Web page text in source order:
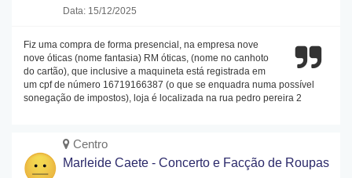
Data: 15/12/2025
Fiz uma compra de forma presencial, na empresa nove
nove óticas (nome fantasia) RM óticas, (nome no canhoto
do cartão), que inclusive a maquineta está registrada em
um cpf de número 16719166387 (o que se enquadra numa possível
sonegação de impostos), loja é localizada na rua pedro pereira 2
Centro
Marleide Caete - Concerto e Facção de Roupas